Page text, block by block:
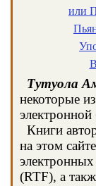
или
Тутуола
некоторые
электронной
Книги
на этом
(RTF), а